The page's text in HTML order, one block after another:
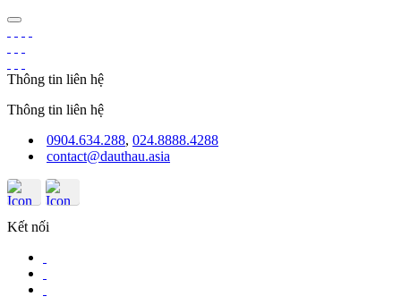
Thông tin liên hệ
Thông tin liên hệ
0904.634.288, 024.8888.4288
contact@dauthau.asia
Kết nối